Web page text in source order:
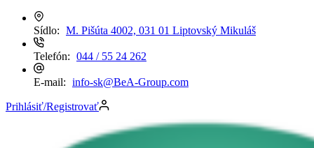
Sídlo: M. Pišúta 4002, 031 01 Liptovský Mikuláš
Telefón: 044 / 55 24 262
E-mail: info-sk@BeA-Group.com
Prihlásiť/Registrovať